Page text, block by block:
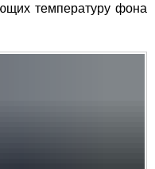
температуру фона